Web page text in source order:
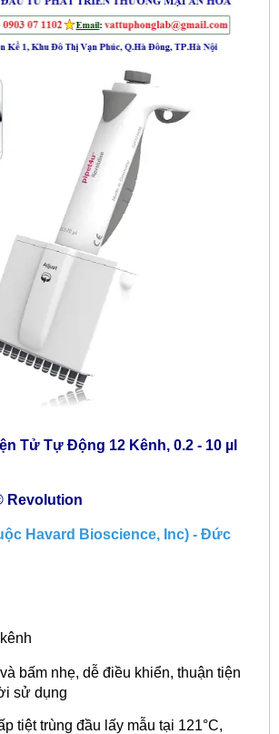
Tử Tự Động 12 Kênh, 0.2 - 10 µl
Revolution
Havard Bioscience, Inc) - Đức
bấm nhẹ, dễ điều khiển, thuận tiện
sử dụng
tiệt trùng đầu lấy mẫu tại 121°C,